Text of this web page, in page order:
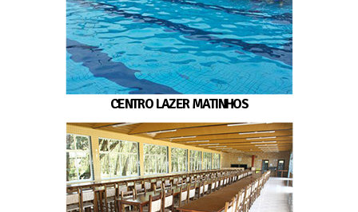
CENTRO LAZER MATINHOS